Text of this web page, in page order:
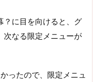
？に目を向けると、グ
次なる限定メニューが
ったので、限定メニュ